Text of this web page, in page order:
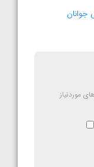
جوانان
موردنیاز